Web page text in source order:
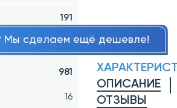
191
34
981
16
Мы сделаем ещё дешевле!
ОПИСАНИЕ
ОТЗЫВЫ